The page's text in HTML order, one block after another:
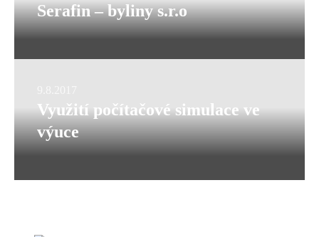
Serafin – byliny s.r.o
Využití počítačové simulace ve
výuce